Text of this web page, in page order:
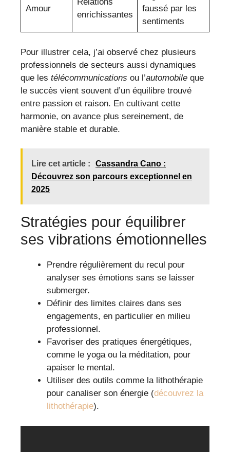
Amour
Relations
enrichissantes
faussé par les
sentiments
Pour illustrer cela, j’ai observé chez plusieurs
professionnels de secteurs aussi dynamiques
que les télécommunications ou l’automobile que
le succès vient souvent d’un équilibre trouvé
entre passion et raison. En cultivant cette
harmonie, on avance plus sereinement, de
manière stable et durable.
Lire cet article :
Cassandra Cano :
Découvrez son parcours exceptionnel en
2025
Stratégies pour équilibrer
ses vibrations émotionnelles
Prendre régulièrement du recul pour
analyser ses émotions sans se laisser
submerger.
Définir des limites claires dans ses
engagements, en particulier en milieu
professionnel.
Favoriser des pratiques énergétiques,
comme le yoga ou la méditation, pour
apaiser le mental.
Utiliser des outils comme la lithothérapie
pour canaliser son énergie (découvrez la
lithothérapie).